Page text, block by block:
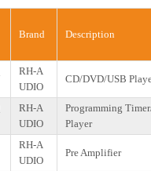
Brand Description
RH-A
UDIO
CD/DVD/USB
RH-A
UDIO
Programming
Player
RH-A
UDIO
Pre Amplifier